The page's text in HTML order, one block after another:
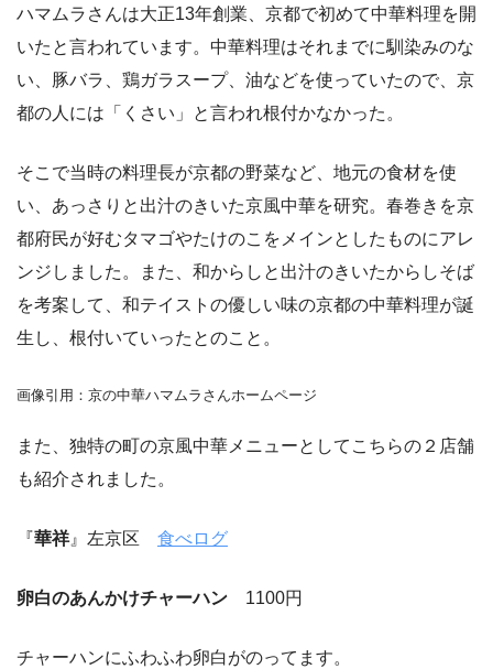
ハマムラさんは大正13年創業、京都で初めて中華料理を開
いたと言われています。中華料理はそれまでに馴染みのな
い、豚バラ、鶏ガラスープ、油などを使っていたので、京
都の人には「くさい」と言われ根付かなかった。
そこで当時の料理長が京都の野菜など、地元の食材を使
い、あっさりと出汁のきいた京風中華を研究。春巻きを京
都府民が好むタマゴやたけのこをメインとしたものにアレ
ンジしました。また、和からしと出汁のきいたからしそば
を考案して、和テイストの優しい味の京都の中華料理が誕
生し、根付いていったとのこと。
画像引用：京の中華ハマムラさんホームページ
また、独特の町の京風中華メニューとしてこちらの２店舗
も紹介されました。
『華祥』左京区 食べログ
卵白のあんかけチャーハン 1100円
チャーハンにふわふわ卵白がのってます。